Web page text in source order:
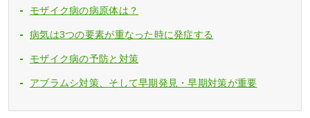
モザイク病の病原体は？
病気は3つの要素が重なった時に発症する
モザイク病の予防と対策
アブラムシ対策、そして早期発見・早期対策が重要